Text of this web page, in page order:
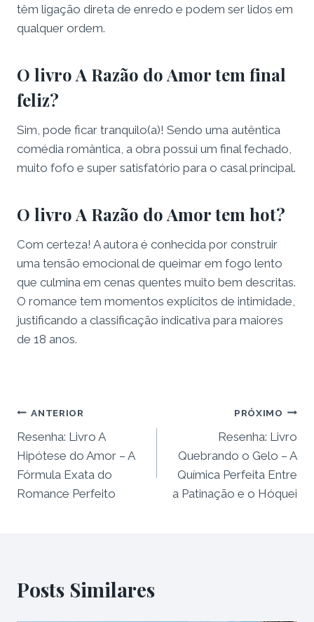
têm ligação direta de enredo e podem ser lidos em
qualquer ordem.
O livro A Razão do Amor tem final
feliz?
Sim, pode ficar tranquilo(a)! Sendo uma autêntica
comédia romântica, a obra possui um final fechado,
muito fofo e super satisfatório para o casal principal.
O livro A Razão do Amor tem hot?
Com certeza! A autora é conhecida por construir
uma tensão emocional de queimar em fogo lento
que culmina em cenas quentes muito bem descritas.
O romance tem momentos explícitos de intimidade,
justificando a classificação indicativa para maiores
de 18 anos.
Navegação
de
Post
ANTERIOR
Resenha: Livro A
Hipótese do Amor – A
Fórmula Exata do
Romance Perfeito
PRÓXIMO
Resenha: Livro
Quebrando o Gelo – A
Química Perfeita Entre
a Patinação e o Hóquei
Posts Similares